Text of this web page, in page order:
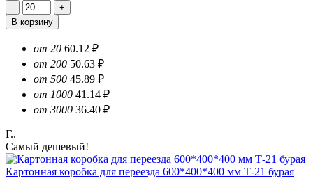
В корзину
от 20 60.12 ₽
от 200 50.63 ₽
от 500 45.89 ₽
от 1000 41.14 ₽
от 3000 36.40 ₽
Г..
Самый дешевый!
Картонная коробка для переезда 600*400*400 мм Т-21 бурая